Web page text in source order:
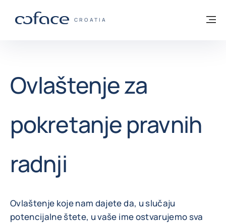
COFACE FOR TRADE - POČETNA
CROATIA
Povratak na početnu stranicu
Ovlaštenje za
pokretanje pravnih
radnji
Ovlaštenje koje nam dajete da, u slučaju
potencijalne štete, u vaše ime ostvarujemo sva